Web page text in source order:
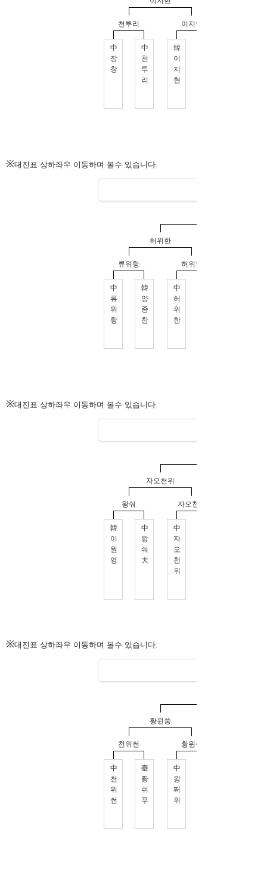
※대진표 상하좌우 이동하며 볼수 있습니다.
※대진표 상하좌우 이동하며 볼수 있습니다.
※대진표 상하좌우 이동하며 볼수 있습니다.